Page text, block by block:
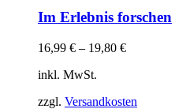
Im Erlebnis forschen
16,99 € – 19,80 €
inkl. MwSt.
zzgl. Versandkosten